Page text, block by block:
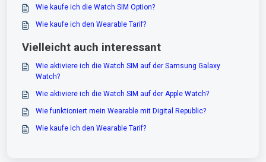
Wie kaufe ich die Watch SIM Option?
Wie kaufe ich den Wearable Tarif?
Vielleicht auch interessant
Wie aktiviere ich die Watch SIM auf der Samsung Galaxy
Watch?
Wie aktiviere ich die Watch SIM auf der Apple Watch?
Wie funktioniert mein Wearable mit Digital Republic?
Wie kaufe ich den Wearable Tarif?